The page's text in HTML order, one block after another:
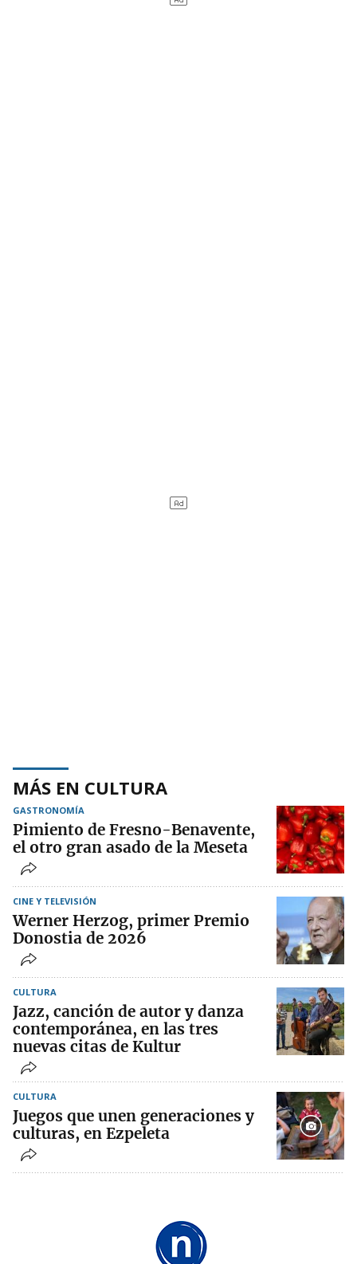
MÁS EN CULTURA
GASTRONOMÍA
Pimiento de Fresno-Benavente,
el otro gran asado de la Meseta
CINE Y TELEVISIÓN
Werner Herzog, primer Premio
Donostia de 2026
CULTURA
Jazz, canción de autor y danza
contemporánea, en las tres
nuevas citas de Kultur
CULTURA
Juegos que unen generaciones y
culturas, en Ezpeleta